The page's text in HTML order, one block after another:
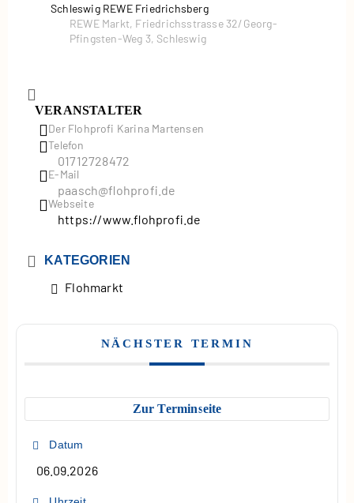
Schleswig REWE Friedrichsberg
REWE Markt, Friedrichsstrasse 32/Georg-
Pfingsten-Weg 3, Schleswig
VERANSTALTER
Der Flohprofi Karina Martensen
Telefon
01712728472
E-Mail
paasch@flohprofi.de
Webseite
https://www.flohprofi.de
KATEGORIEN
Flohmarkt
NÄCHSTER TERMIN
Zur Terminseite
Datum
06.09.2026